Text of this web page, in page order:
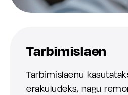
Tarbimislaen
Tarbimislaenu
erakuludeks, nagu